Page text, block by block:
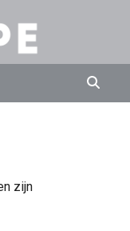
zijn